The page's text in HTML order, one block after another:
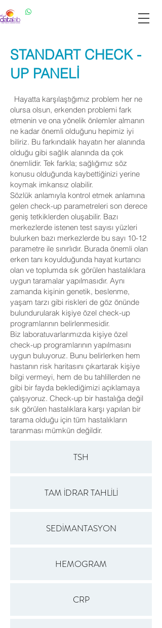
STANDART CHECK -
UP PANELİ
Hayatta karşılaştığımız problem her ne
olursa olsun, erkenden problemi fark
etmenin ve ona yönelik önlemler almanın
ne kadar önemli olduğunu hepimiz iyi
biliriz. Bu farkındalık hayatın her alanında
olduğu gibi sağlık alanında da çok
önemlidir. Tek farkla; sağlığımız söz
konusu olduğunda kaybettiğinizi yerine
koymak imkansız olabilir.
Sözlük anlamıyla kontrol etmek anlamına
gelen check-up parametreleri son derece
geniş tetkiklerden oluşabilir. Bazı
merkezlerde istenen test sayısı yüzleri
bulurken bazı merkezlerde bu sayı 10-12
parametre ile sınırlıdır. Burada önemli olan
erken tanı koyulduğunda hayat kurtarıcı
olan ve toplumda sık görülen hastalıklara
uygun taramalar yapılmasıdır. Aynı
zamanda kişinin genetik, beslenme,
yaşam tarzı gibi riskleri de göz önünde
bulundurularak kişiye özel check-up
programlarının belirlenmesidir.
Biz laboratuvarlarımızda kişiye özel
check-up programlarının yapılmasını
uygun buluyoruz. Bunu belirlerken hem
hastanın risk haritasını çıkartarak kişiye
bilgi vermeyi, hem de bu tahlillerden ne
gibi bir fayda beklediğimizi açıklamaya
çalışıyoruz. Check-up bir hastalığa değil
sık görülen hastalıklara karşı yapılan bir
tarama olduğu için tüm hastalıkların
taranması mümkün değildir.
TSH
TAM İDRAR TAHLİLİ
SEDİMANTASYON
HEMOGRAM
CRP